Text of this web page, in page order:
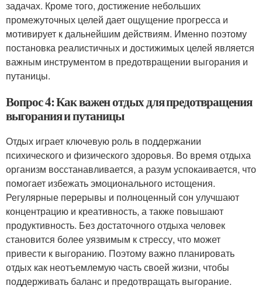
задачах. Кроме того, достижение небольших
промежуточных целей дает ощущение прогресса и
мотивирует к дальнейшим действиям. Именно поэтому
постановка реалистичных и достижимых целей является
важным инструментом в предотвращении выгорания и
путаницы.
Вопрос 4: Как важен отдых для предотвращения
выгорания и путаницы
Отдых играет ключевую роль в поддержании
психического и физического здоровья. Во время отдыха
организм восстанавливается, а разум успокаивается, что
помогает избежать эмоционального истощения.
Регулярные перерывы и полноценный сон улучшают
концентрацию и креативность, а также повышают
продуктивность. Без достаточного отдыха человек
становится более уязвимым к стрессу, что может
привести к выгоранию. Поэтому важно планировать
отдых как неотъемлемую часть своей жизни, чтобы
поддерживать баланс и предотвращать выгорание.